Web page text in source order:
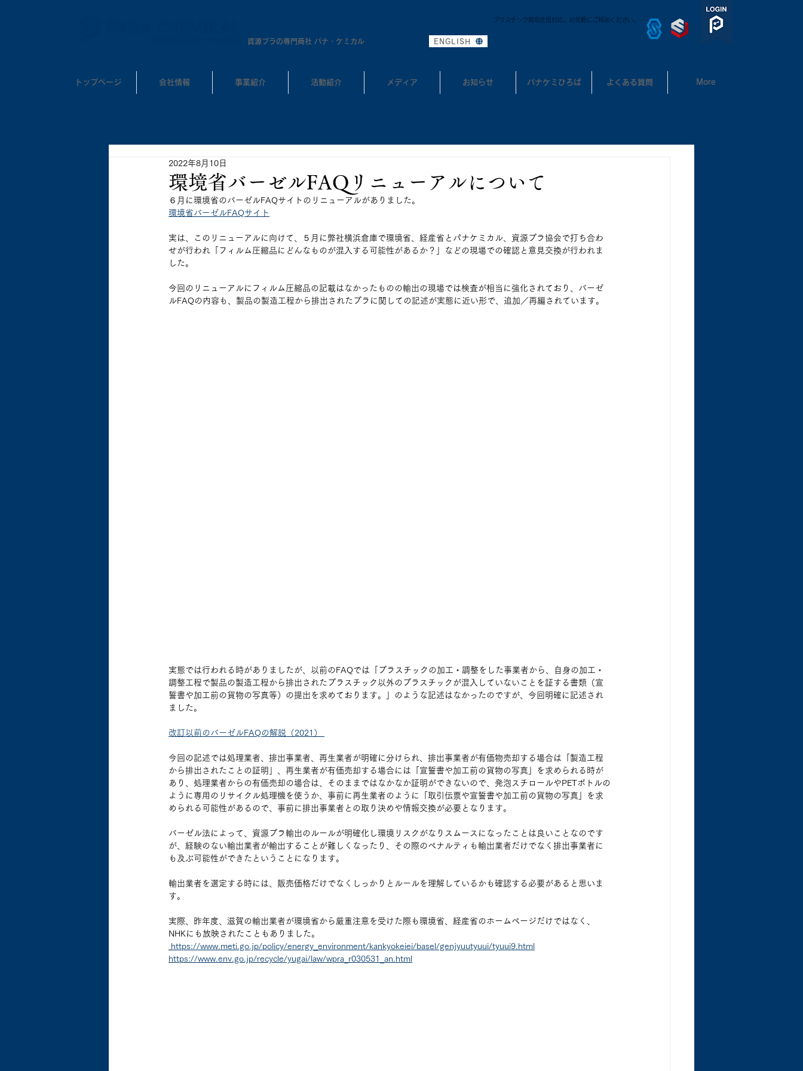
​資源プラの専門商社 パナ・ケミカル ENGLISH
プラスチック買取全国対応。お気軽にご相談ください。
トップページ 会社情報 事業紹介 活動紹介 メディア お知らせ パナケミひろば よくある質問 More
環境省バーゼルFAQリニューアルについて
2022年8月10日
６月に環境省のバーゼルFAQサイトのリニューアルがありました。
環境省バーゼルFAQサイト
実は、このリニューアルに向けて、５月に弊社横浜倉庫で環境省、経産省とパナケミカル、資源プラ協会で打ち合わ
せが行われ「フィルム圧縮品にどんなものが混入する可能性があるか？」などの現場での確認と意見交換が行われま
した。
今回のリニューアルにフィルム圧縮品の記載はなかったものの輸出の現場では検査が相当に強化されており、バーゼ
ルFAQの内容も、製品の製造工程から排出されたプラに関しての記述が実態に近い形で、追加／再編されています。
実態では行われる時がありましたが、以前のFAQでは「プラスチックの加工・調整をした事業者から、自身の加工・
調整工程で製品の製造工程から排出されたプラスチック以外のプラスチックが混入していないことを証する書類（宣
誓書や加工前の貨物の写真等）の提出を求めております。」のような記述はなかったのですが、今回明確に記述され
ました。
改訂以前のバーゼルFAQの解説（2021）
今回の記述では処理業者、排出事業者、再生業者が明確に分けられ、排出事業者が有価物売却する場合は「製造工程
から排出されたことの証明」、再生業者が有価売却する場合には「宣誓書や加工前の貨物の写真」を求められる時が
あり、処理業者からの有価売却の場合は、そのままではなかなか証明ができないので、発泡スチロールやPETボトルの
ように専用のリサイクル処理機を使うか、事前に再生業者のように「取引伝票や宣誓書や加工前の貨物の写真」を求
められる可能性があるので、事前に排出事業者との取り決めや情報交換が必要となります。
バーゼル法によって、資源プラ輸出のルールが明確化し環境リスクがなりスムースになったことは良いことなのです
が、経験のない輸出業者が輸出することが難しくなったり、その際のペナルティも輸出業者だけでなく排出事業者に
も及ぶ可能性ができたということになります。
輸出業者を選定する時には、販売価格だけでなくしっかりとルールを理解しているかも確認する必要があると思いま
す。
実際、昨年度、滋賀の輸出業者が環境省から厳重注意を受けた際も環境省、経産省のホームページだけではなく、
NHKにも放映されたこともありました。
https://www.meti.go.jp/policy/energy_environment/kankyokeiei/basel/genjyuutyuui/tyuui9.html
https://www.env.go.jp/recycle/yugai/law/wpra_r030531_an.html